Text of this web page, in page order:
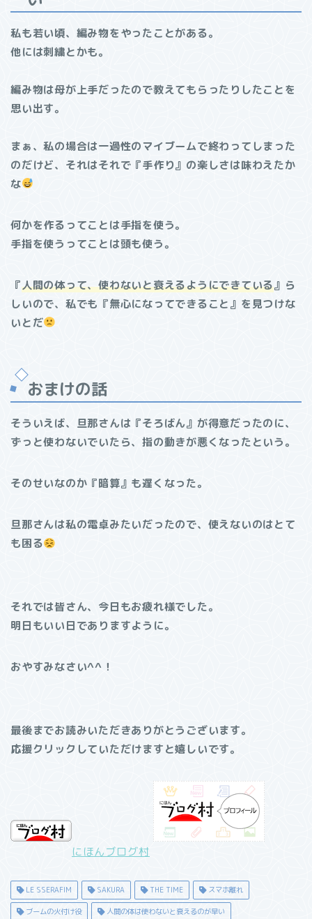
私も若い頃、編み物をやったことがある。
他には刺繍とかも。
編み物は母が上手だったので教えてもらったりしたことを
思い出す。
まぁ、私の場合は一過性のマイブームで終わってしまった
のだけど、それはそれで『手作り』の楽しさは味わえたか
な
何かを作るってことは手指を使う。
手指を使うってことは頭も使う。
『人間の体って、使わないと衰えるようにできている』ら
しいので、私でも『無心になってできること』を見つけな
いとだ
おまけの話
そういえば、旦那さんは『そろばん』が得意だったのに、
ずっと使わないでいたら、指の動きが悪くなったという。
そのせいなのか『暗算』も遅くなった。
旦那さんは私の電卓みたいだったので、使えないのはとて
も困る
それでは皆さん、今日もお疲れ様でした。
明日もいい日でありますように。
おやすみなさい^^！
最後までお読みいただきありがとうございます。
応援クリックしていただけますと嬉しいです。
にほんブログ村
LE SSERAFIM SAKURA THE TIME スマホ離れ
ブームの火付け役 人間の体は使わないと衰えるのが早い